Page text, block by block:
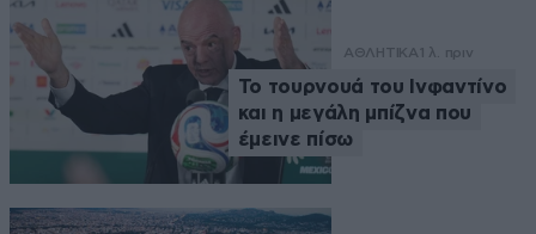
ΑΘΛΗΤΙΚΑ 1 λ. πριν
Το τουρνουά του Ινφαντίνο
και η μεγάλη μπίζνα που
έμεινε πίσω